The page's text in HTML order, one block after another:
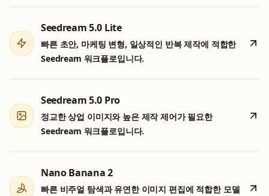
Seedream 5.0 Lite
빠른 초안, 마케팅 변형, 일상적인 반복 제작에 적합한
Seedream 워크플로입니다.
Seedream 5.0 Pro
정교한 상업 이미지와 높은 제작 제어가 필요한
Seedream 워크플로입니다.
Nano Banana 2
빠른 비주얼 탐색과 유연한 이미지 편집에 적합한 모델